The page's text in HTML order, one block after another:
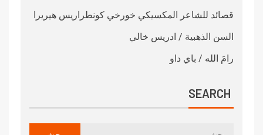
قصائد للشاعر المكسيكي خورخي كونطراريس هيريرا
السن الذهبية / ادريس خالي
رامَ الله / باي داو
SEARCH